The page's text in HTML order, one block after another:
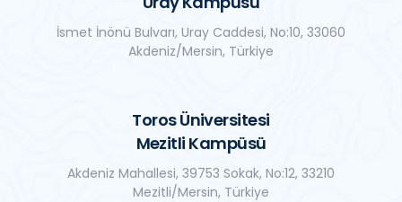
İsmet İnönü Bulvarı, Uray Caddesi, No:10, 33060
Akdeniz/Mersin, Türkiye
Toros Üniversitesi
Mezitli Kampüsü
Akdeniz Mahallesi, 39753 Sokak, No:12, 33210
Mezitli/Mersin, Türkiye